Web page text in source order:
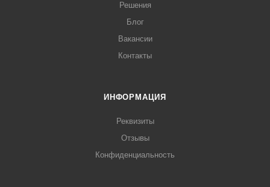
Решения
Блог
Вакансии
Контакты
ИНФОРМАЦИЯ
Реквизиты
Отзывы
Конфиденциальность